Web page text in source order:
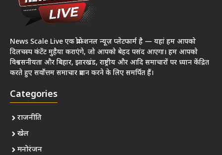
News Scale Live एक प्रोफेशनल न्यूज़ प्लेटफार्म है — यहां हम आपको
दिलचस्प कंटेंट मुहैया कराएंगे, जो आपको बेहद पसंद आएगा। हम आपको
विश्वसनीयता और बिहार, झारखंड, राष्ट्रीय और आदि समाचारों पर ध्यान केंद्रित
करते हुए सर्वोत्तम समाचार प्रदान करने के लिए समर्पित हैं।
Categories
राजनीति
खेल
मनोरंजन